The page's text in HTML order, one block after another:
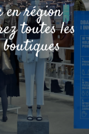
région
toutes les